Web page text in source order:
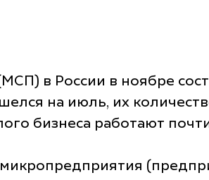
в России в ноябре
на июль, их
бизнеса работают